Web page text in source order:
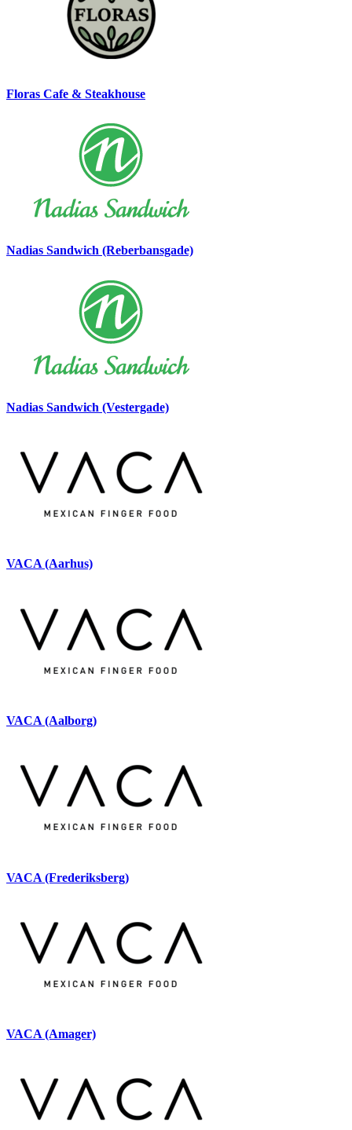
Floras Cafe & Steakhouse
Nadias Sandwich (Reberbansgade)
Nadias Sandwich (Vestergade)
VACA (Aarhus)
VACA (Aalborg)
VACA (Frederiksberg)
VACA (Amager)